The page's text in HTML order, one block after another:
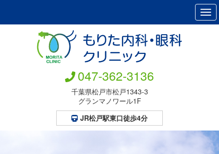
047-362-3136
千葉県松戸市松戸1343-3
グランマノワール1F
JR松戸駅東口徒歩4分